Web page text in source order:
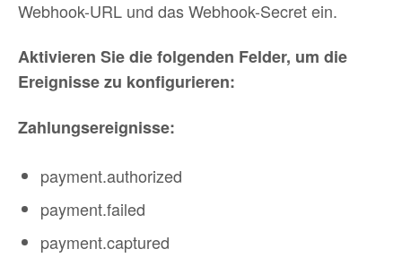
Webhook-URL und das Webhook-Secret ein.
Aktivieren Sie die folgenden Felder, um die
Ereignisse zu konfigurieren:
Zahlungsereignisse:
payment.authorized
payment.failed
payment.captured